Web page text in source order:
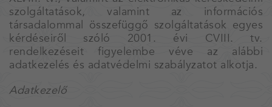
szolgáltatások, valamint az információs
társadalommal összefüggő szolgáltatások egyes
kérdéseiről szóló 2001. évi CVIII. tv.
rendelkezéseit figyelembe véve az alábbi
adatkezelés és adatvédelmi szabályzatot alkotja.
Adatkezelő